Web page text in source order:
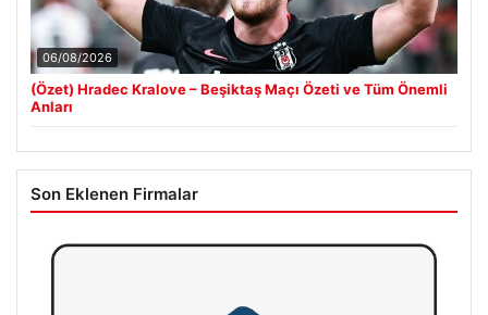
06/08/2026
(Özet) Hradec Kralove – Beşiktaş Maçı Özeti ve Tüm Önemli
Anları
Son Eklenen Firmalar